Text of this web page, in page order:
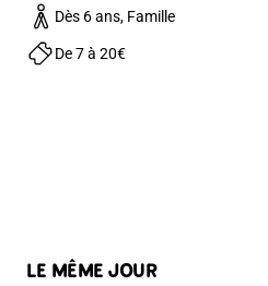
Dès 6 ans, Famille
De 7 à 20€
LE MÊME JOUR